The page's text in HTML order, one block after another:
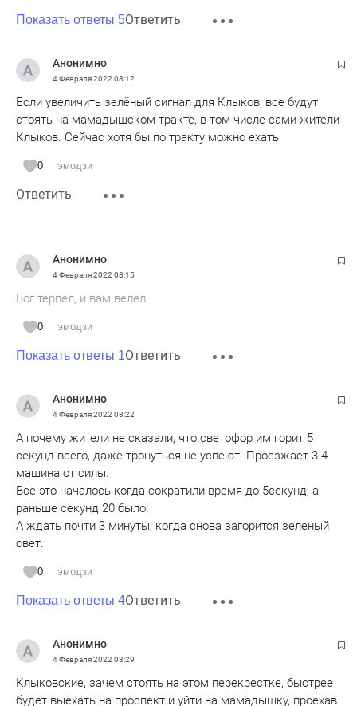
Показать ответы 5Ответить
Анонимно
4 Февраля 2022 08:12
Если увеличить зелёный сигнал для Клыков, все будут
стоять на мамадышском тракте, в том числе сами жители
Клыков. Сейчас хотя бы по тракту можно ехать
0 эмодзи
Ответить
Анонимно
4 Февраля 2022 08:15
Бог терпел, и вам велел.
0 эмодзи
Показать ответы 1Ответить
Анонимно
4 Февраля 2022 08:22
А почему жители не сказали, что светофор им горит 5
секунд всего, даже тронуться не успеют. Проезжает 3-4
машина от силы.
Все это началось когда сократили время до 5секунд, а
раньше секунд 20 было!
А ждать почти 3 минуты, когда снова загорится зеленый
свет.
0 эмодзи
Показать ответы 4Ответить
Анонимно
4 Февраля 2022 08:29
Клыковские, зачем стоять на этом перекрестке, быстрее
будет выехать на проспект и уйти на мамадышку, проехав